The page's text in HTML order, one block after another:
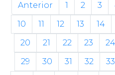
Anterior 1 2 3
10
11 12 13 14
20
21 22 23 24
29
30 31 32 33